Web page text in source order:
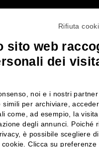
di vendita
Chi siamo
Contattaci
Negozi
Attiva la
Rifiuta
sito web
dei
noi e i nostri
simili per archiviare,
come, ad esempio, la
degli annunci. Poiché
è possibile scegliere
Clicca su preferenze